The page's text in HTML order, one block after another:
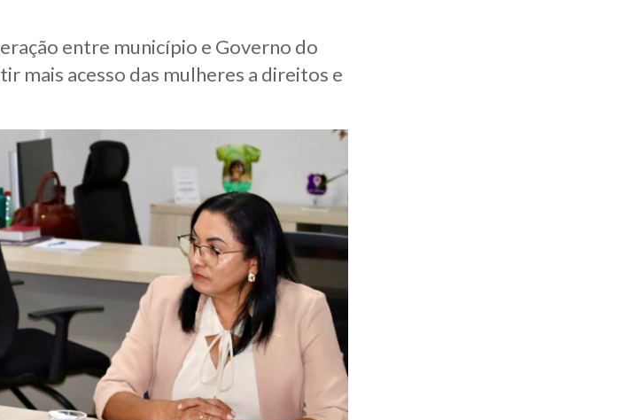
entre município e Governo do
mais acesso das mulheres a direitos e